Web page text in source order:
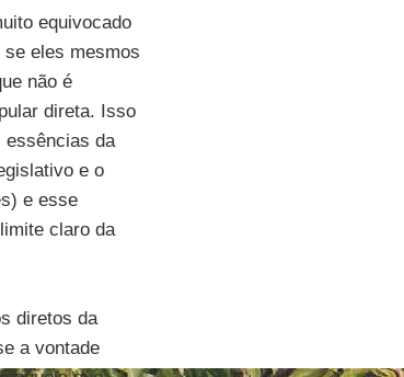
equivocado
eles mesmos
não é
direta. Isso
essências da
e o
e esse
claro da
diretos da
a vontade